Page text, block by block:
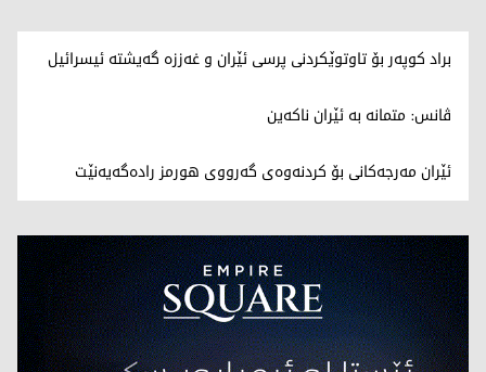
براد کوپەر بۆ تاوتوێکردنی پرسی ئێران و غەززە گەیشتە ئیسرائیل
ڤانس: متمانە بە ئێران ناکەین
ئێران مەرجەکانی بۆ کردنەوەی گەرووی هورمز رادەگەیەنێت